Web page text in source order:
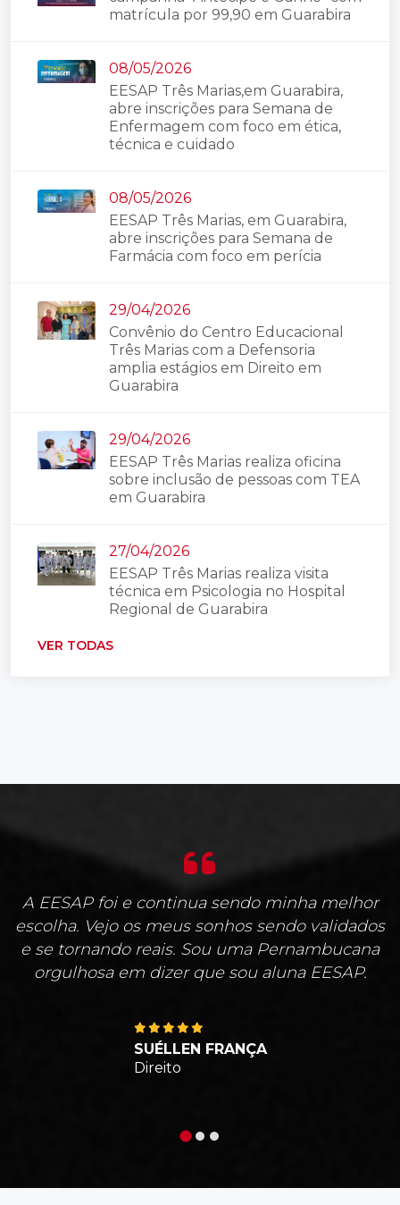
matrícula por 99,90 em Guarabira
08/05/2026
EESAP Três Marias,em Guarabira,
abre inscrições para Semana de
Enfermagem com foco em ética,
técnica e cuidado
08/05/2026
EESAP Três Marias, em Guarabira,
abre inscrições para Semana de
Farmácia com foco em perícia
29/04/2026
Convênio do Centro Educacional
Três Marias com a Defensoria
amplia estágios em Direito em
Guarabira
29/04/2026
EESAP Três Marias realiza oficina
sobre inclusão de pessoas com TEA
em Guarabira
27/04/2026
EESAP Três Marias realiza visita
técnica em Psicologia no Hospital
Regional de Guarabira
VER TODAS
A EESAP foi e continua sendo minha melhor
escolha. Vejo os meus sonhos sendo validados
e se tornando reais. Sou uma Pernambucana
orgulhosa em dizer que sou aluna EESAP.
SUÉLLEN FRANÇA
Direito